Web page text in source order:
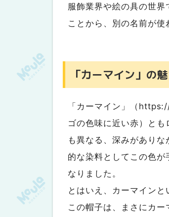
服飾業界や絵の具の世
ことから、別の名前が使
「カーマイン」の
「カーマイン」（
ゴの色味に近い赤）と
も異なる、深みがあり
的な染料としてこの色
なりました。
とはいえ、カーマインと
この帽子は、まさにカ